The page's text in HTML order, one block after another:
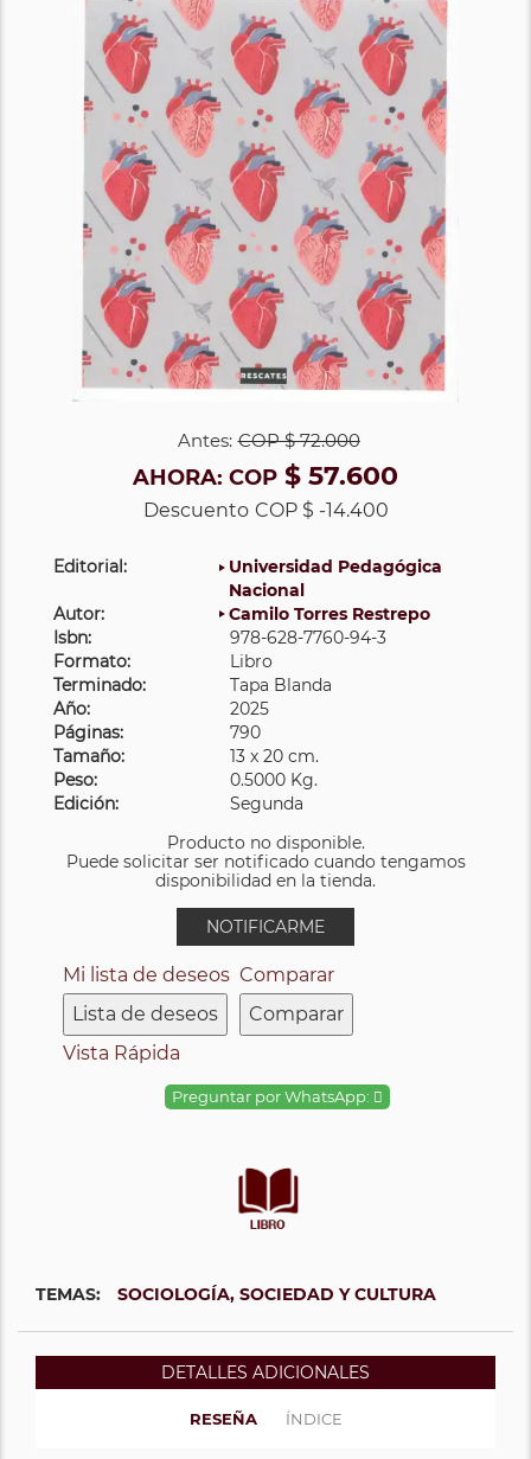
Antes: COP$ 72.000
AHORA: COP $ 57.600
Descuento COP $ -14.400
Editorial:
Universidad Pedagógica
Nacional
Autor:
Camilo Torres Restrepo
Isbn:
978-628-7760-94-3
Formato:
Libro
Terminado:
Tapa Blanda
Año:
2025
Páginas:
790
Tamaño:
13 x 20 cm.
Peso:
0.5000 Kg.
Edición:
Segunda
Producto no disponible.
Puede solicitar ser notificado cuando tengamos
disponibilidad en la tienda.
NOTIFICARME
Mi lista de deseos
Lista de deseos
Comparar
Comparar
Vista Rápida
Preguntar por WhatsApp:
TEMAS: SOCIOLOGÍA, SOCIEDAD Y CULTURA
DETALLES ADICIONALES
RESEÑA ÍNDICE